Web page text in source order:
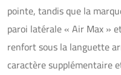
pointe, tandis que la
paroi latérale « Air Max »
renfort sous la languette
caractère supplémentaire